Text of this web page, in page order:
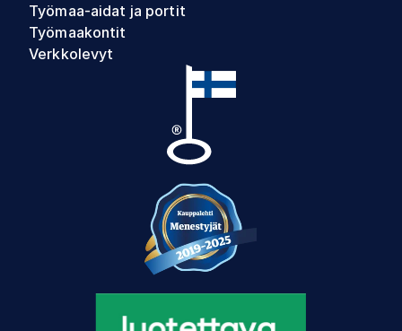
Työmaa-aidat ja portit
Työmaakontit
Verkkolevyt